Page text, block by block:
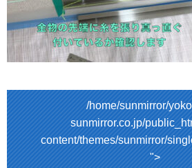
/home/sunmirror/
sunmirror.co.jp/
content/themes/sunmirror/
">